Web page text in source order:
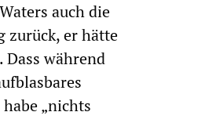
auch die
zurück, er hätte
während
„nichts